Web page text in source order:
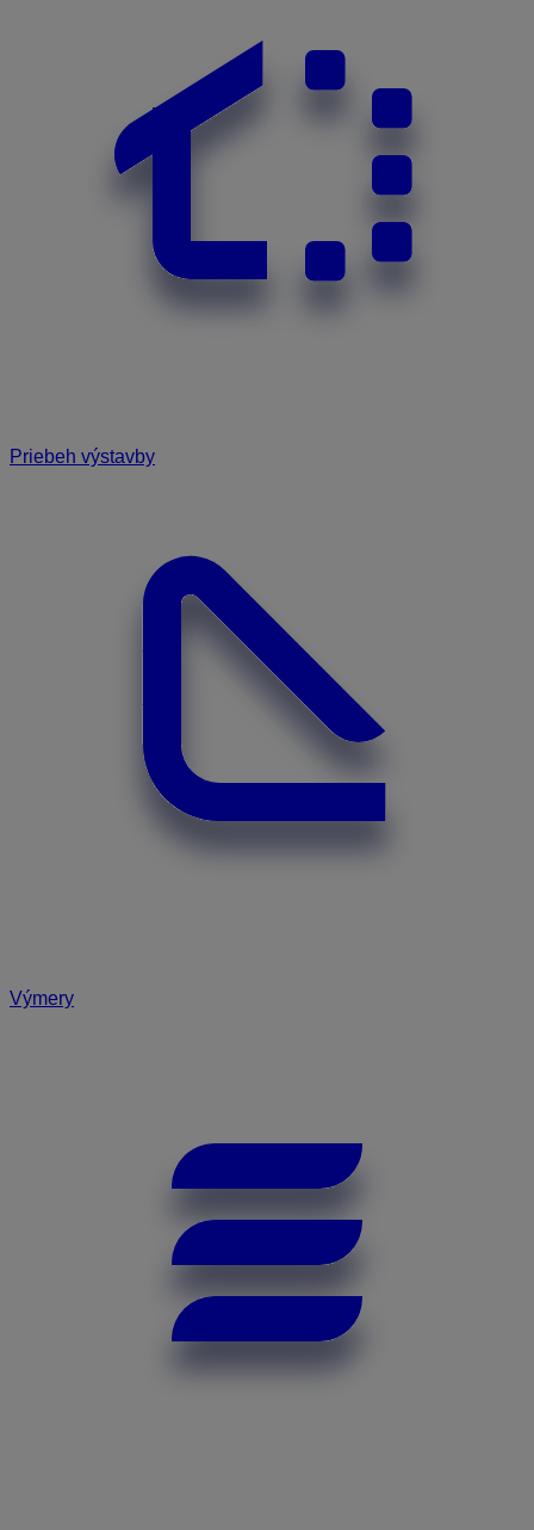
Priebeh výstavby
Výmery